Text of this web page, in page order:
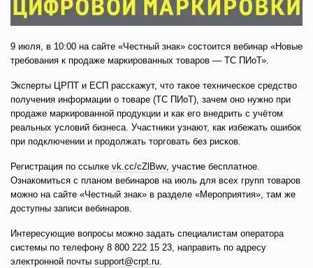
9 июля, в 10:00 на сайте «Честный знак» состоится вебинар «Новые
требования к продаже маркированных товаров — ТС ПИоТ».
Эксперты ЦРПТ и ЕСП расскажут, что такое техническое средство
получения информации о товаре (ТС ПИоТ), зачем оно нужно при
продаже маркированной продукции и как его внедрить с учётом
реальных условий бизнеса. Участники узнают, как избежать ошибок
при подключении и продолжать торговать без рисков.
Регистрация по ссылке vk.cc/cZlBwv, участие бесплатное.
Ознакомиться с планом вебинаров на июль для всех групп товаров
можно на сайте «Честный знак» в разделе «Мероприятия», там же
доступны записи вебинаров.
Интересующие вопросы можно задать специалистам оператора
системы по телефону 8 800 222 15 23, направить по адресу
электронной почты support@crpt.ru